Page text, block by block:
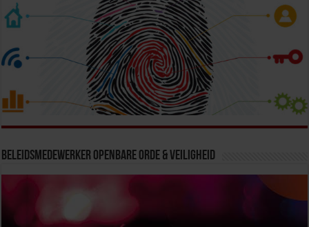
Beleidsmedewerker Openbare Orde & Veiligheid